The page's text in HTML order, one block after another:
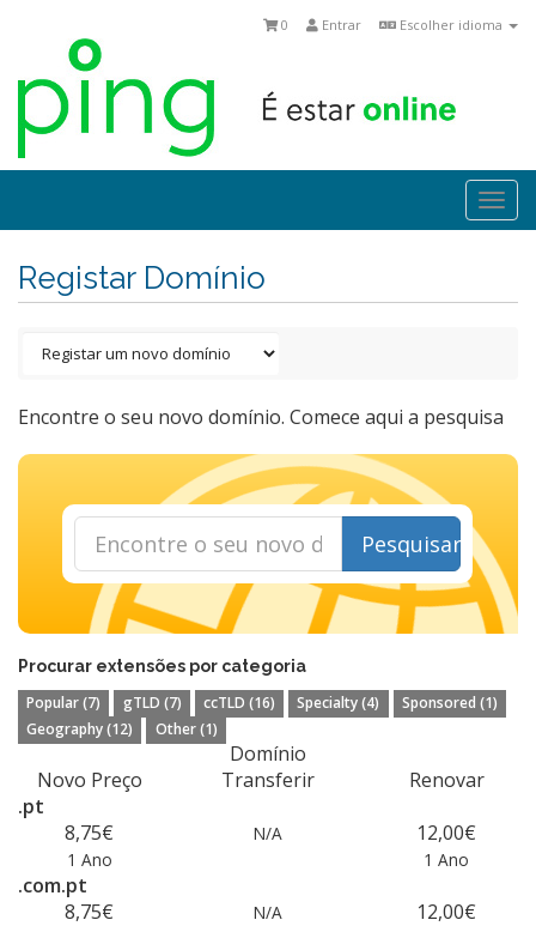
Escolher idioma
Entrar
0
Registar Domínio
Encontre o seu novo domínio. Comece aqui a pesquisa
Pesquisar
Procurar extensões por categoria
Popular (7) gTLD (7) ccTLD (16) Specialty (4)
Sponsored (1)
Geography (12)
Other (1)
Domínio
Novo Preço
Transferir
Renovar
.pt
8,75€
1 Ano
N/A 12,00€
1 Ano
.com.pt
8,75€
N/A 12,00€